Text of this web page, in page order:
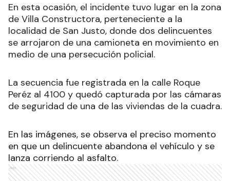
En esta ocasión, el incidente tuvo lugar en la zona
de Villa Constructora, perteneciente a la
localidad de San Justo, donde dos delincuentes
se arrojaron de una camioneta en movimiento en
medio de una persecución policial.
La secuencia fue registrada en la calle Roque
Peréz al 4100 y quedó capturada por las cámaras
de seguridad de una de las viviendas de la cuadra.
En las imágenes, se observa el preciso momento
en que un delincuente abandona el vehículo y se
lanza corriendo al asfalto.
Ads